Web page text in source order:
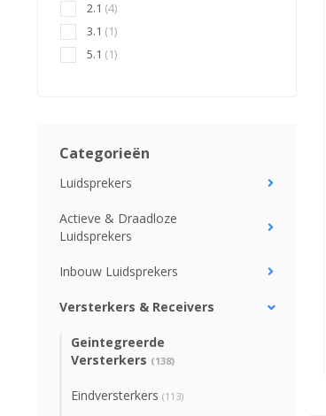
2.1 (4)
3.1 (1)
5.1 (1)
Categorieën
Luidsprekers
Actieve & Draadloze
Luidsprekers
Inbouw Luidsprekers
Versterkers & Receivers
Geintegreerde
Versterkers (138)
Eindversterkers (113)